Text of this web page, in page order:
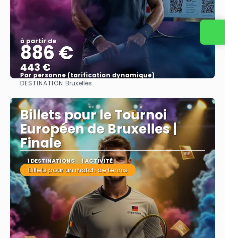
à partir de
886 €
443 €
Par personne (tarification dynamique)
DESTINATION:Bruxelles
Billets pour le Tournoi
Européen de Bruxelles |
Finale
1 DESTINATIONS 1 ACTIVITÉ
Billets pour un match de tennis